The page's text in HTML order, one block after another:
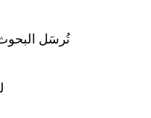
تُرسَل